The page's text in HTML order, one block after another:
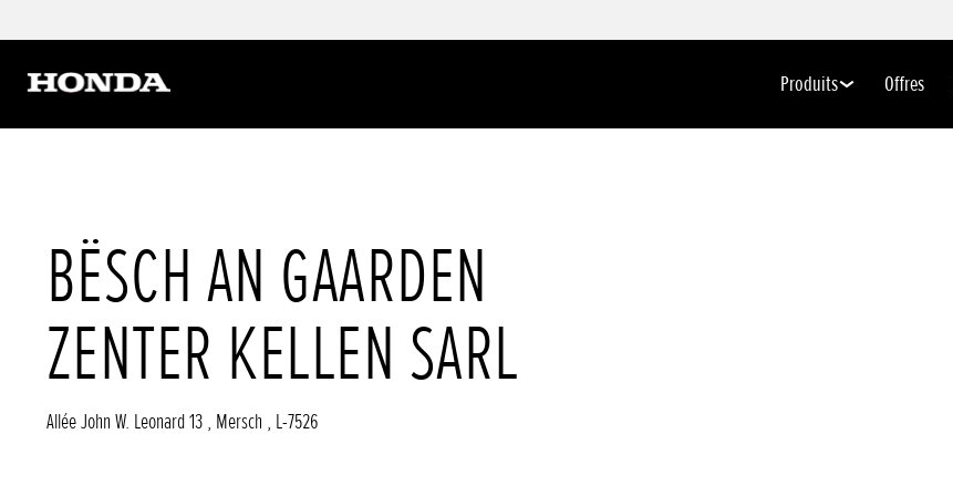
Produits Offres
BËSCH AN GAARDEN
ZENTER KELLEN SARL
Allée John W. Leonard 13 , Mersch , L-7526